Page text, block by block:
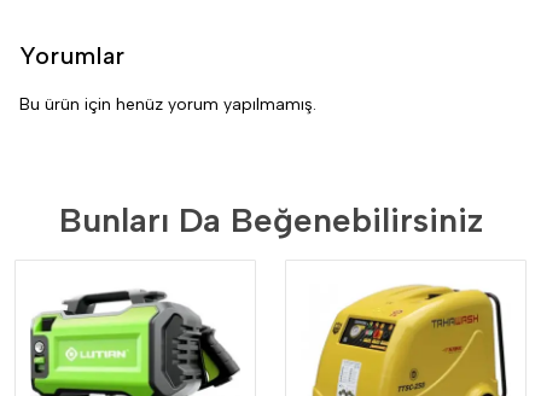
Yorumlar
Bu ürün için henüz yorum yapılmamış.
Bunları Da Beğenebilirsiniz